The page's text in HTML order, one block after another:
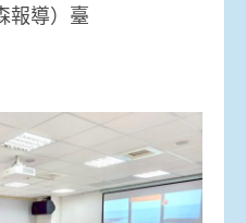
報導）臺